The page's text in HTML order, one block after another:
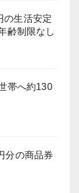
の生活安定
齢制限なし
帯へ約130
分の商品券